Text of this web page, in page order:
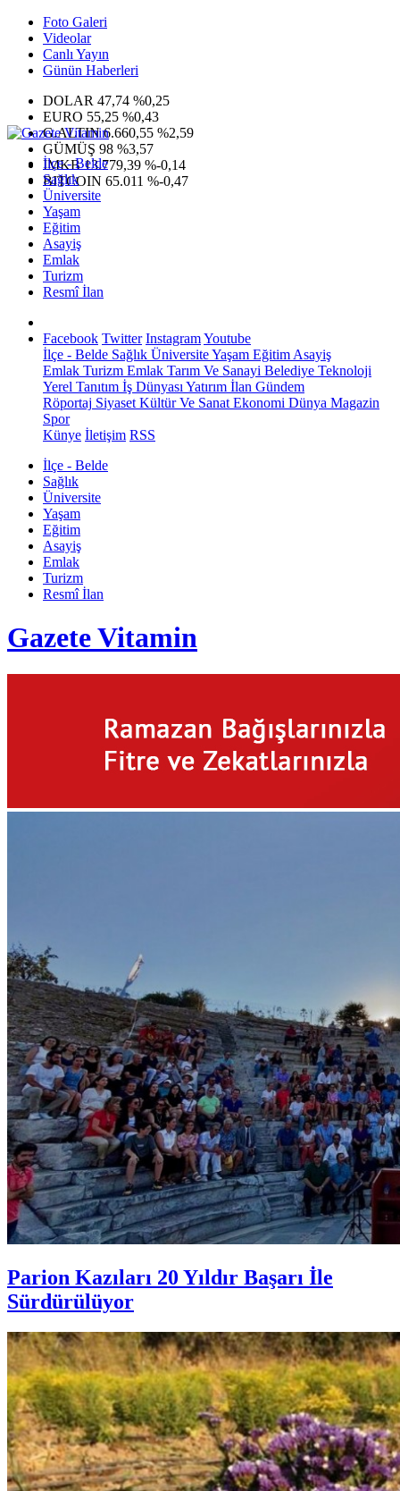
Foto Galeri
Videolar
Canlı Yayın
Günün Haberleri
DOLAR 47,74 %0,25
EURO 55,25 %0,43
G.ALTIN6.660,55 %2,59
GÜMÜŞ 98 %3,57
IMKB13.779,39 %-0,14
BITCOIN 65.011 %-0,47
İlçe - Belde
Sağlık
Üniversite
Yaşam
Eğitim
Asayiş
Emlak
Turizm
Resmî İlan
Facebook Twitter InstagramYoutube
İlçe - Belde Sağlık ÜniversiteYaşam Eğitim Asayiş
Emlak Turizm Emlak Tarım Ve Sanayi Belediye Teknoloji
Yerel Tanıtım İş Dünyası Yatırım İlan Gündem
Röportaj Siyaset Kültür Ve Sanat Ekonomi Dünya Magazin
Spor
Künye İletişim RSS
İlçe - Belde
Sağlık
Üniversite
Yaşam
Eğitim
Asayiş
Emlak
Turizm
Resmî İlan
Gazete Vitamin
Parion Kazıları 20 Yıldır Başarı İle
Sürdürülüyor